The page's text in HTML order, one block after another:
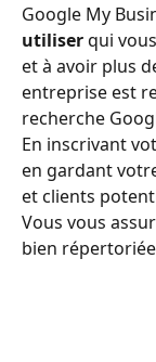
Google My
utiliser qui
et à avoir plus
entreprise est
recherche
En inscrivant
en gardant
et clients
Vous vous
bien